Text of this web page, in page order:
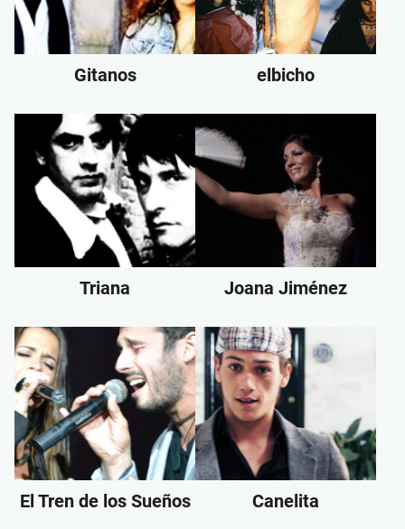
Gitanos elbicho
Triana Joana Jiménez
El Tren de los Sueños Canelita